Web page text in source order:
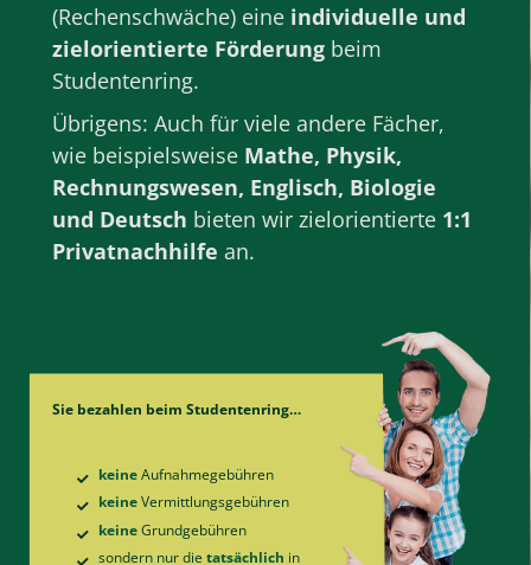
(Rechenschwäche) eine individuelle und
zielorientierte Förderung beim
Studentenring.
Übrigens: Auch für viele andere Fächer,
wie beispielsweise Mathe, Physik,
Rechnungswesen, Englisch, Biologie
und Deutsch bieten wir zielorientierte 1:1
Privatnachhilfe an.
Sie bezahlen beim Studentenring…
keineAufnahme­gebühren
keineVermittlungs­gebühren
keineGrund­gebühren
sondern nur die tatsächlich in